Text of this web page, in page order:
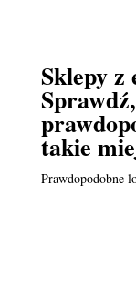
Sklepy
takie
Prawdopodobne